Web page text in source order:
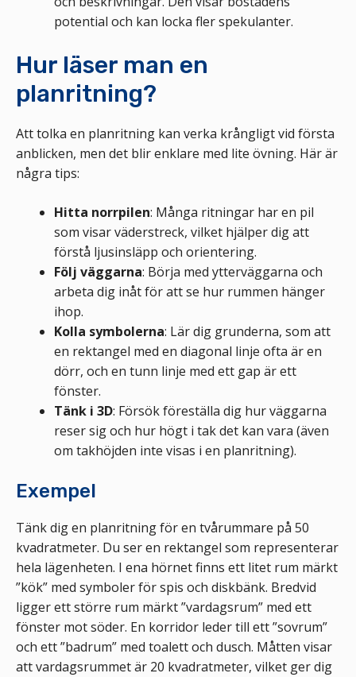
potential och kan locka fler spekulanter.
Hur läser man en
planritning?
Att tolka en planritning kan verka krångligt vid första
anblicken, men det blir enklare med lite övning. Här är
några tips:
Hitta norrpilen: Många ritningar har en pil
som visar väderstreck, vilket hjälper dig att
förstå ljusinsläpp och orientering.
Följ väggarna: Börja med ytterväggarna och
arbeta dig inåt för att se hur rummen hänger
ihop.
Kolla symbolerna: Lär dig grunderna, som att
en rektangel med en diagonal linje ofta är en
dörr, och en tunn linje med ett gap är ett
fönster.
Tänk i 3D: Försök föreställa dig hur väggarna
reser sig och hur högt i tak det kan vara (även
om takhöjden inte visas i en planritning).
Exempel
Tänk dig en planritning för en tvårummare på 50
kvadratmeter. Du ser en rektangel som representerar
hela lägenheten. I ena hörnet finns ett litet rum märkt
”kök” med symboler för spis och diskbänk. Bredvid
ligger ett större rum märkt ”vardagsrum” med ett
fönster mot söder. En korridor leder till ett ”sovrum”
och ett ”badrum” med toalett och dusch. Måtten visar
att vardagsrummet är 20 kvadratmeter, vilket ger dig